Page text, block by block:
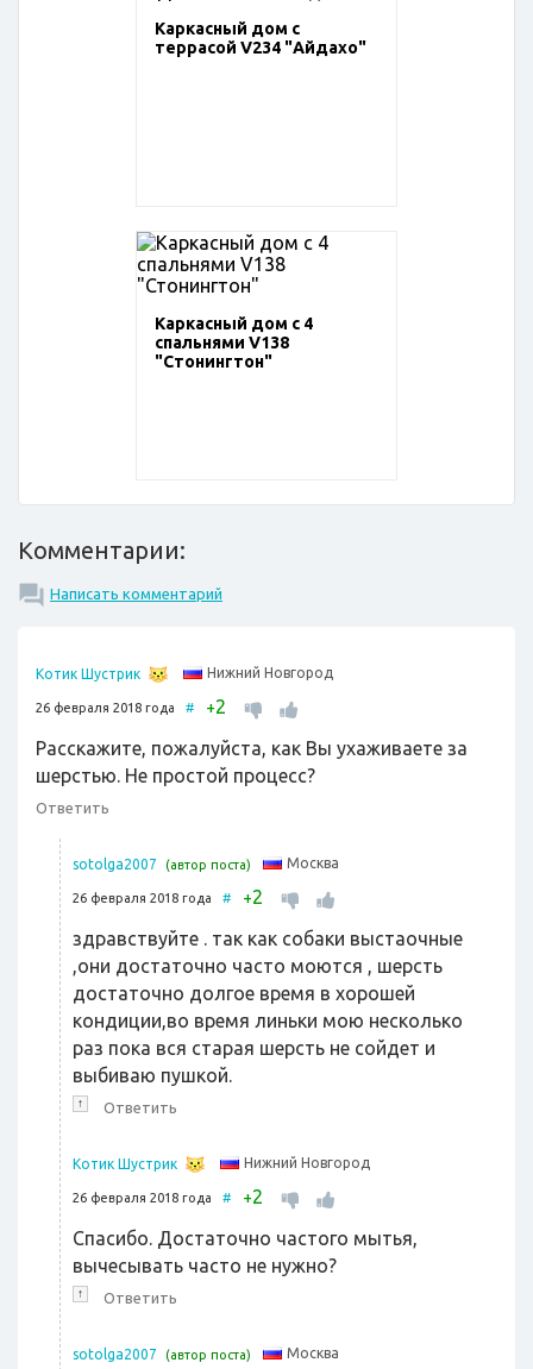
Каркасный дом с
террасой V234 "Айдахо"
Каркасный дом с 4
спальнями V138
"Стонингтон"
Комментарии:
Написать комментарий
Котик Шустрик Нижний Новгород
26 февраля 2018 года # +2
Расскажите, пожалуйста, как Вы ухаживаете за
шерстью. Не простой процесс?
Ответить
sotolga2007 (автор поста) Москва
26 февраля 2018 года # +2
здравствуйте . так как собаки выстаочные
,они достаточно часто моются , шерсть
достаточно долгое время в хорошей
кондиции,во время линьки мою несколько
раз пока вся старая шерсть не сойдет и
выбиваю пушкой.
↑ Ответить
Котик Шустрик Нижний Новгород
26 февраля 2018 года # +2
Спасибо. Достаточно частого мытья,
вычесывать часто не нужно?
↑ Ответить
sotolga2007 (автор поста) Москва